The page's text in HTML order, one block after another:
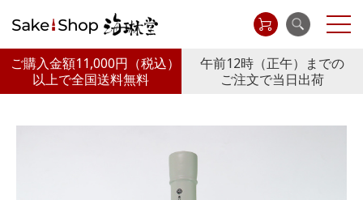
ご購入金額11,000円 （税込）
以上で全国送料無料
午前12時（正午）までの
ご注文で当日出荷